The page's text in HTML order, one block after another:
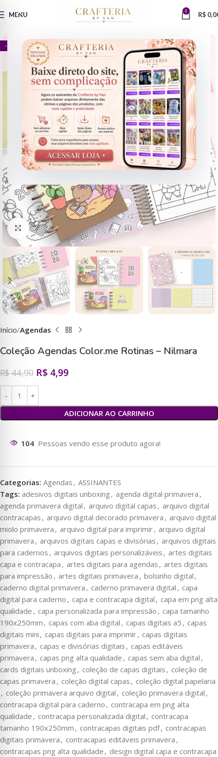
MENU 0 R$
- 89%
Clique para ampliar
Início Agendas
Coleção Agendas Color.me Rotinas – Nilmara
R$44,90 R$ 4,99
ADICIONAR AO CARRINHO
104 Pessoas vendo esse produto agora!
Categorias: Agendas , ASSINANTES
Tags: adesivos digitais unboxing , agenda digital primavera ,
agenda primavera digital , arquivo digital capas , arquivo digital
contracapas , arquivo digital decorado primavera , arquivo digital
miolo primavera , arquivo digital para imprimir, arquivo digital
primavera , arquivos digitais capas e divisórias , arquivos digitais
para cadernos , arquivos digitais personalizáveis , artes digitais
capa e contracapa , artes digitais para agendas , artes digitais
para impressão , artes digitais primavera , bolsinho digital ,
caderno digital primavera , caderno primavera digital , capa
digital para caderno , capa e contracapa digital , capa em png alta
qualidade , capa personalizada para impressão , capa tamanho
190x250mm , capas com aba digital , capas digitais a5 , capas
digitais mini , capas digitais para imprimir, capas digitais
primavera , capas e divisórias digitais , capas editáveis
primavera , capas png alta qualidade , capas sem aba digital ,
cards digitais unboxing , coleção de capas digitais , coleção de
capas primavera , coleção digital capas , coleção digital papelaria
, coleção primavera arquivo digital , coleção primavera digital ,
contracapa digital para caderno , contracapa em png alta
qualidade , contracapa personalizada digital , contracapa
tamanho 190x250mm , contracapas digitais pdf, contracapas
digitais primavera , contracapas editáveis primavera ,
contracapas png alta qualidade , design digital capa e contracapa